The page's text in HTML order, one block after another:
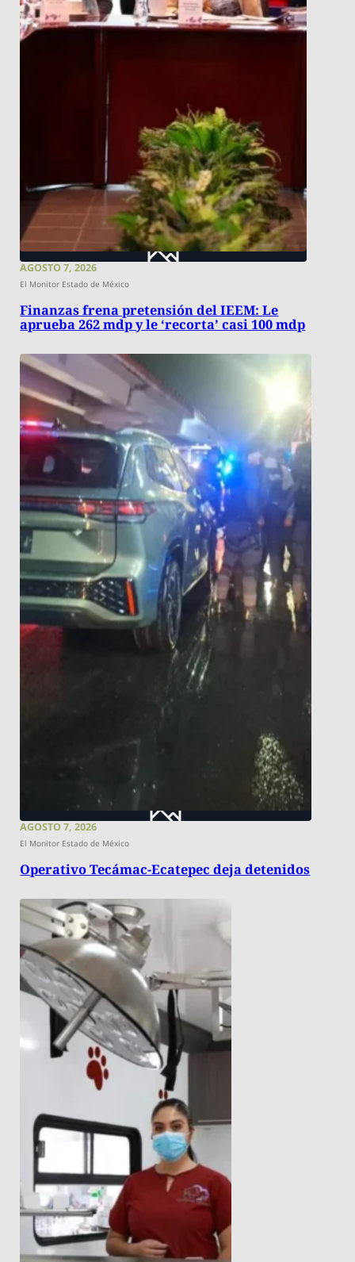
AGOSTO 7, 2026
El Monitor Estado de México
Finanzas frena pretensión del IEEM: Le
aprueba 262 mdp y le ‘recorta’ casi 100 mdp
AGOSTO 7, 2026
El Monitor Estado de México
Operativo Tecámac-Ecatepec deja detenidos